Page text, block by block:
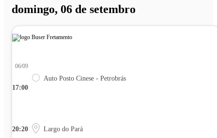
domingo, 06 de setembro
17:00
06/09
Auto Posto Cinese - Petrobrás
20:20 Largo do Pará